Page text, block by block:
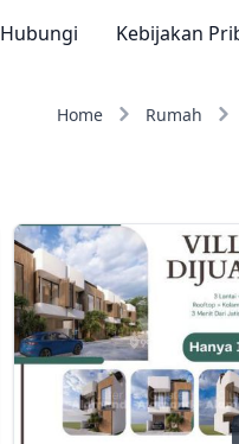
Hubungi Kebijakan
Home Rumah